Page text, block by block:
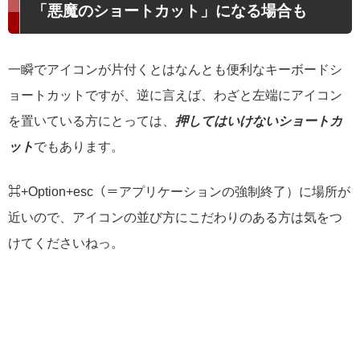
「悪魔のショートカット」になる場合も
一瞬でアイコンが片付くとはなんとも便利なキーボードシ
ョートカットですが、逆に言えば、わざと左端にアイコン
を置いている方にとっては、 押してはいけないショートカ
ットでもあります。
⌘+Option+esc（＝アプリケーションの強制終了）に場所が
近いので、アイコンの並び方にこだわりのある方は気をつ
けてくださいねっ。